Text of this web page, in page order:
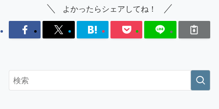
よかったらシェアしてね！